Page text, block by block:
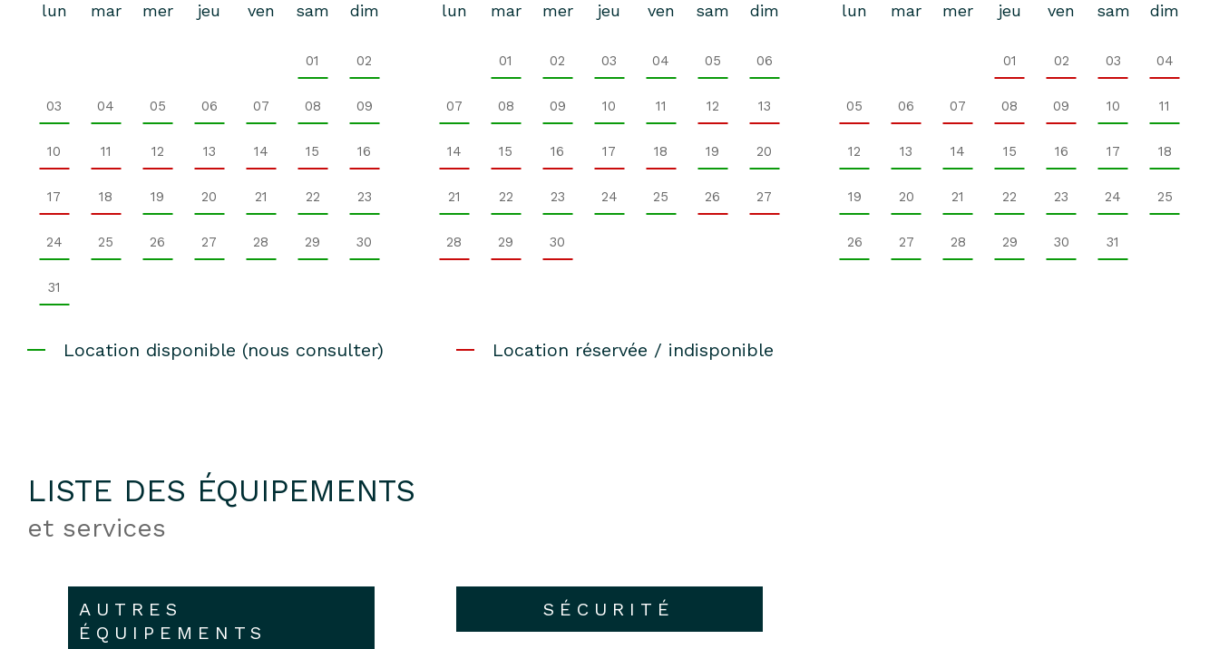
lun mar mer jeu ven sam dim
01 02
03 04 05 06 07 08 09
10 11 12 13 14 15 16
17 18 19 20 21 22 23
24 25 26 27 28 29 30
31
lun mar mer jeu ven sam dim
01 02 03 04 05 06
07 08 09 10 11 12 13
14 15 16 17 18 19 20
21 22 23 24 25 26 27
28 29 30
lun mar mer jeu ven sam dim
01 02 03 04
05 06 07 08 09 10 11
12 13 14 15 16 17 18
19 20 21 22 23 24 25
26 27 28 29 30 31
Location disponible (nous consulter) Location réservée / indisponible
LISTE DES ÉQUIPEMENTS
et services
AUTRES
ÉQUIPEMENTS
SÉCURITÉ